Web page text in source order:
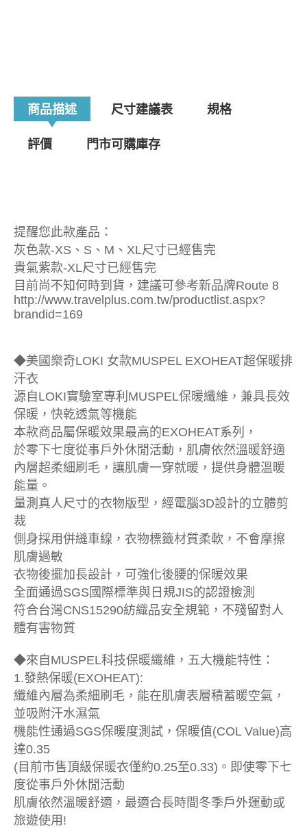
商品描述 尺寸建議表 規格
評價 門市可購庫存
提醒您此款產品：
灰色款-XS、S、M、XL尺寸已經售完
貴氣紫款-XL尺寸已經售完
目前尚不知何時到貨，建議可參考新品牌Route 8
http://www.travelplus.com.tw/productlist.aspx?
brandid=169
◆美國樂奇LOKI 女款MUSPEL EXOHEAT超保暖排
汗衣
源自LOKI實驗室專利MUSPEL保暖纖維，兼具長效
保暖，快乾透氣等機能
本款商品屬保暖效果最高的EXOHEAT系列，
於零下七度從事戶外休閒活動，肌膚依然溫暖舒適
內層超柔細刷毛，讓肌膚一穿就暖，提供身體溫暖
能量。
量測真人尺寸的衣物版型，經電腦3D設計的立體剪
裁
側身採用併縫車線，衣物標籤材質柔軟，不會摩擦
肌膚過敏
衣物後擺加長設計，可強化後腰的保暖效果
全面通過SGS國際標準與日規JIS的認證檢測
符合台灣CNS15290紡織品安全規範，不殘留對人
體有害物質
◆來自MUSPEL科技保暖纖維，五大機能特性：
1.發熱保暖(EXOHEAT):
纖維內層為柔細刷毛，能在肌膚表層積蓄暖空氣，
並吸附汗水濕氣
機能性通過SGS保暖度測試，保暖值(COL Value)高
達0.35
(目前市售頂級保暖衣僅約0.25至0.33)。即使零下七
度從事戶外休閒活動
肌膚依然溫暖舒適，最適合長時間冬季戶外運動或
旅遊使用!